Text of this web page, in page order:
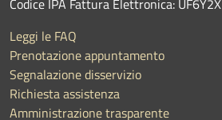
Codice IPA Fattura Elettronica: UF6Y2X
Leggi le FAQ
Prenotazione appuntamento
Segnalazione disservizio
Richiesta assistenza
Amministrazione trasparente